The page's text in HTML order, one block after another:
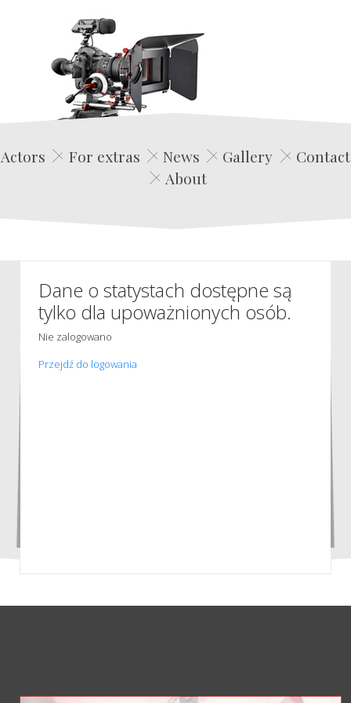
Edwin Film Agencja Aktorska
Actors For extras News Gallery
Contact
About
Dane o statystach dostępne są
tylko dla upoważnionych osób.
Nie zalogowano
Przejdź do logowania